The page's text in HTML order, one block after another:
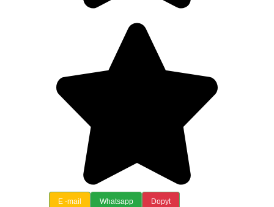
E -mail Whatsapp Dopyt